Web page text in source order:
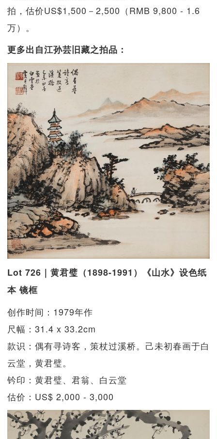
拍，估价US$1,500－2,500（RMB 9,800 - 1.6
万）。
更多出自江孙芸旧藏之拍品：
Lot 726｜黄君璧（1898-1991）《山水》设色纸
本 镜框
创作时间：1979年作
尺幅：31.4 x 33.2cm
款识：偶有寻诗客，策杖过溪桥。己未初春画于白
云堂，黄君璧。
钤印：黄君璧、君翁、白云堂
估价：US$ 2,000 - 3,000